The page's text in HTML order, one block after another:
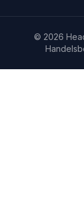
© 2026